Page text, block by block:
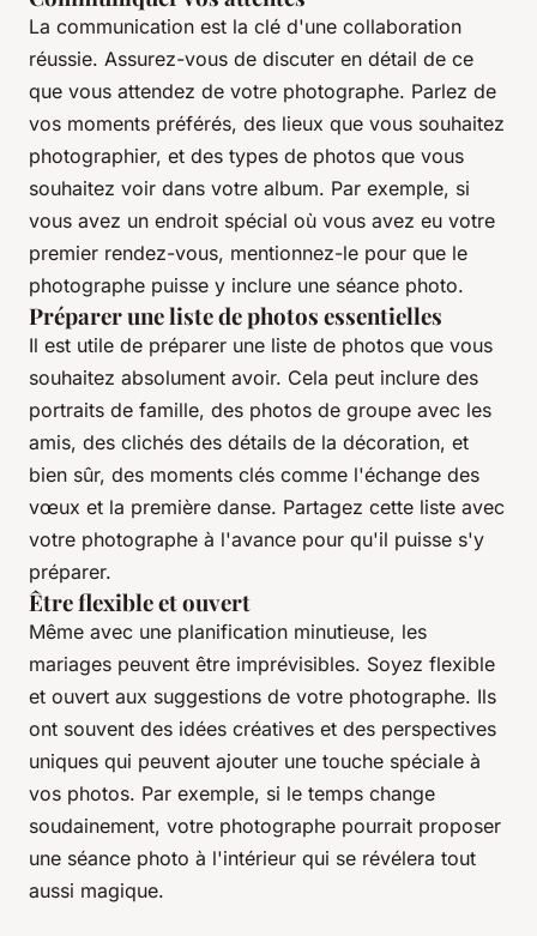
La communication est la clé d'une collaboration
réussie. Assurez-vous de discuter en détail de ce
que vous attendez de votre photographe. Parlez de
vos moments préférés, des lieux que vous souhaitez
photographier, et des types de photos que vous
souhaitez voir dans votre album. Par exemple, si
vous avez un endroit spécial où vous avez eu votre
premier rendez-vous, mentionnez-le pour que le
photographe puisse y inclure une séance photo.
Préparer une liste de photos essentielles
Il est utile de préparer une liste de photos que vous
souhaitez absolument avoir. Cela peut inclure des
portraits de famille, des photos de groupe avec les
amis, des clichés des détails de la décoration, et
bien sûr, des moments clés comme l'échange des
vœux et la première danse. Partagez cette liste avec
votre photographe à l'avance pour qu'il puisse s'y
préparer.
Être flexible et ouvert
Même avec une planification minutieuse, les
mariages peuvent être imprévisibles. Soyez flexible
et ouvert aux suggestions de votre photographe. Ils
ont souvent des idées créatives et des perspectives
uniques qui peuvent ajouter une touche spéciale à
vos photos. Par exemple, si le temps change
soudainement, votre photographe pourrait proposer
une séance photo à l'intérieur qui se révélera tout
aussi magique.